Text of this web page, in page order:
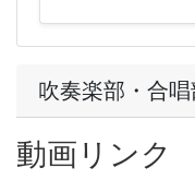
吹奏楽部・合唱
動画リンク